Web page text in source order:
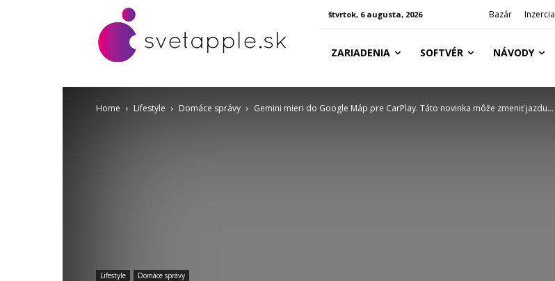
štvrtok, 6 augusta, 2026 Bazár Inzercia
ZARIADENIA SOFTVÉR NÁVODY
Home Lifestyle Domáce správy Gemini mieri do Google Máp pre CarPlay. Táto novinka môže zmeniť jazdu...
Lifestyle Domáce správy